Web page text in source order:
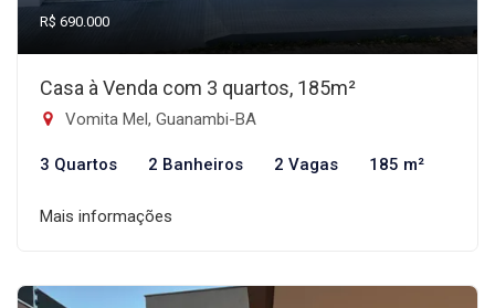
R$ 690.000
Casa à Venda com 3 quartos, 185m²
Vomita Mel, Guanambi-BA
3 Quartos 2 Banheiros 2 Vagas 185 m²
Mais informações